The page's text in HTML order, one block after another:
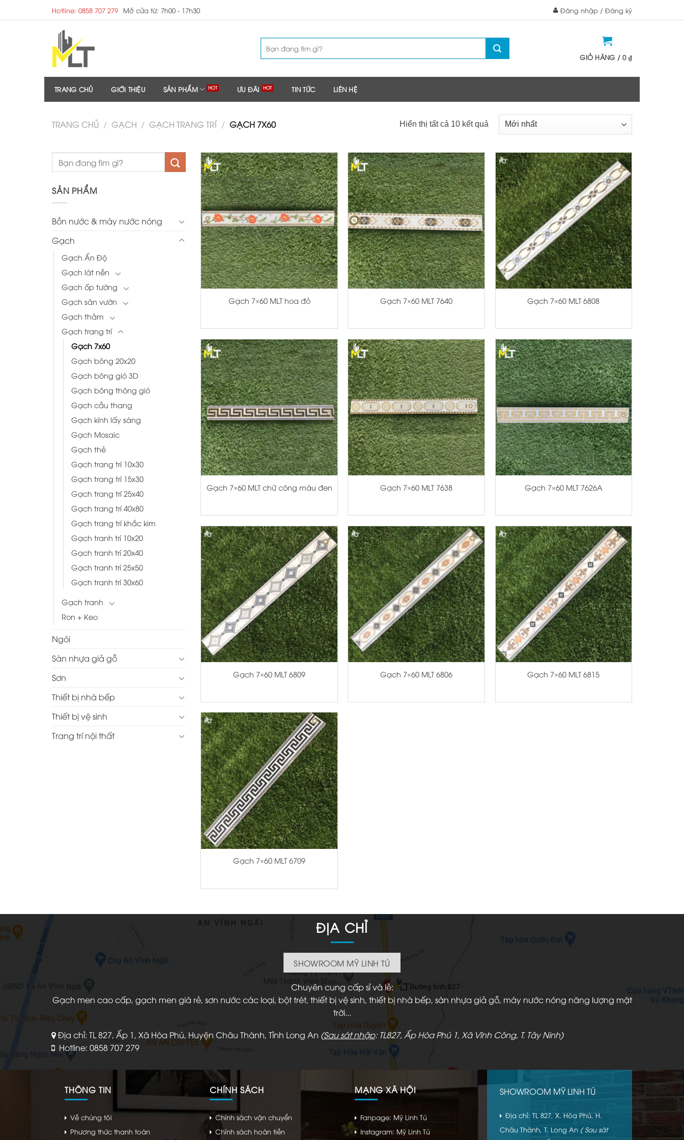
to
Hotline: 0858 707 279 Mở cửa từ: 7h00 - 17h30 Đăng nhập / Đăng ký
kiếm:
GIỎ HÀNG /0 ₫
TRANG CHỦ GIỚI THIỆU SẢN PHẨM ƯU ĐÃI TIN TỨC LIÊN HỆ
TRANG CHỦ / GẠCH / GẠCH TRANG TRÍ / GẠCH 7X60 Hiển thị tất cả 10 kết quả
SẢN PHẨM
Bồn nước & máy nước nóng
Gạch
Gạch Ấn Độ
Gạch lát nền
Gạch ốp tường
Gạch sân vườn
Gạch thảm
Gạch trang trí
Gạch 7x60
Gạch bông 20x20
Gạch bông gió 3D
Gạch bông thông gió
Gạch cầu thang
Gạch kính lấy sáng
Gạch Mosaic
Gạch thẻ
Gạch trang trí 10x30
Gạch trang trí 15x30
Gạch trang trí 25x40
Gạch trang trí 40x80
Gạch trang trí khắc kim
Gạch tranh trí 10x20
Gạch tranh trí 20x40
Gạch tranh trí 25x50
Gạch tranh trí 30x60
Gạch tranh
Ron + Keo
Ngói
Sàn nhựa giả gỗ
Sơn
Thiết bị nhà bếp
Thiết bị vệ sinh
Trang trí nội thất
+
Gạch 7×60 MLT hoa đỏ
+
Gạch 7×60 MLT 7640
+
Gạch 7×60 MLT 6808
+
Gạch 7×60 MLT chữ công màu đen
+
Gạch 7×60 MLT 7638
+
Gạch 7×60 MLT 7626A
+
Gạch 7×60 MLT 6809
+
Gạch 7×60 MLT 6806
+
Gạch 7×60 MLT 6815
+
Gạch 7×60 MLT 6709
ĐỊA CHỈ
SHOWROOM MỸ LINH TÚ
Chuyên cung cấp sỉ và lẻ:
Gạch men cao cấp, gạch men giá rẻ, sơn nước các loại, bột trét, thiết bị vệ sinh, thiết bị nhà bếp, sàn nhựa giả gỗ, máy nước nóng năng lượng mặt
trời...
Địa chỉ: TL 827, Ấp 1, Xã Hòa Phú, Huyện Châu Thành, Tỉnh Long An (Sau sát nhập: TL827, Ấp Hòa Phú 1, Xã Vĩnh Công, T. Tây Ninh)
Hotline: 0858 707 279
THÔNG TIN
Về chúng tôi
Phương thức thanh toán
CHÍNH SÁCH
Chính sách vận chuyển
Chính sách hoàn tiền
MẠNG XÃ HỘI
Fanpage: Mỹ Linh Tú
Instagram: Mỹ Linh Tú
SHOWROOM MỸ LINH TÚ
Địa chỉ: TL 827, X. Hòa Phú, H.
Châu Thành, T. Long An ( Sau sát